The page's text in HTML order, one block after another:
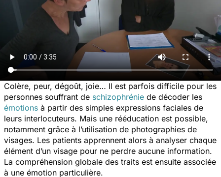
Colère, peur, dégoût, joie… Il est parfois difficile pour les
personnes souffrant de schizophrénie de décoder les
émotions à partir des simples expressions faciales de
leurs interlocuteurs. Mais une rééducation est possible,
notamment grâce à l’utilisation de photographies de
visages. Les patients apprennent alors à analyser chaque
élément d’un visage pour ne perdre aucune information.
La compréhension globale des traits est ensuite associée
à une émotion particulière.